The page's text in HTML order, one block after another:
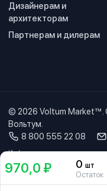
Дизайнерам и
архитекторам
Партнерам и дилерам
© 2026Voltum Market™
Вольтум.
8 800 555 22 08
Информация, представленная
правом. Торговые марки,
используемые на сайте,
используются исключительно
ресурс не является публичной
970,0 ₽ 0 шт
Остаток